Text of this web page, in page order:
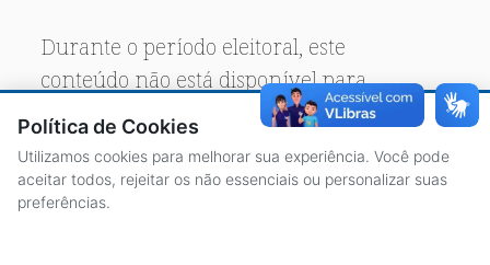
Durante o período eleitoral, este
conteúdo não está disponível para
acesso público.
Política de Cookies
Utilizamos cookies para melhorar sua experiência. Você pode
aceitar todos, rejeitar os não essenciais ou personalizar suas
preferências.